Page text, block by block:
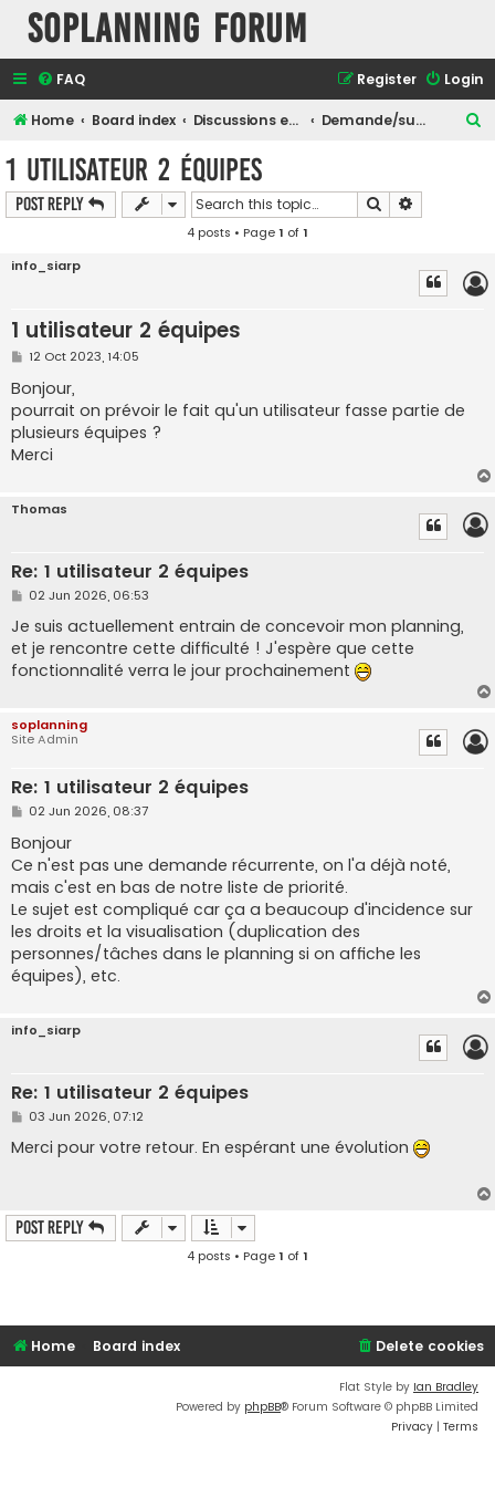
SOPlanning Forum
FAQ Login
Register
Home Board index Discussions en Français Demande/suggestion de fonctionnalité
1 utilisateur 2 équipes
Post Reply Search
4 posts • Page1 of1
info_siarp
1 utilisateur 2 équipes
P
s
t
12 Oct 2023, 14:05
Bonjour,
pourrait on prévoir le fait qu'un utilisateur fasse partie de
plusieurs équipes ?
Merci
Thomas
Re: 1 utilisateur 2 équipes
P
s
t
02 Jun 2026, 06:53
Je suis actuellement entrain de concevoir mon planning,
et je rencontre cette difficulté ! J'espère que cette
fonctionnalité verra le jour prochainement
soplanning
Site Admin
Re: 1 utilisateur 2 équipes
P
s
t
02 Jun 2026, 08:37
Bonjour
Ce n'est pas une demande récurrente, on l'a déjà noté,
mais c'est en bas de notre liste de priorité.
Le sujet est compliqué car ça a beaucoup d'incidence sur
les droits et la visualisation (duplication des
personnes/tâches dans le planning si on affiche les
équipes), etc.
info_siarp
Re: 1 utilisateur 2 équipes
P
s
t
03 Jun 2026, 07:12
Merci pour votre retour. En espérant une évolution
Post Reply
4 posts • Page1 of1
Home Board index Delete cookies
Flat Style by Ian Bradley
Powered by phpBB® Forum Software © phpBB Limited
Privacy | Terms